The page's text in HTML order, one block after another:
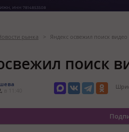
рынка > Яндекс освежил поиск
поиск